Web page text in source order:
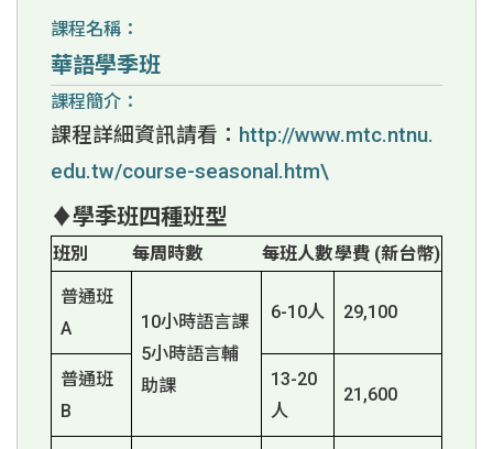
課程名稱：
華語學季班
課程簡介：
課程詳細資訊請看： http://www.mtc.ntnu.
edu.tw/course-seasonal.htm\
♦學季班四種班型
班別 每周時數 每班人數學費 (新台幣)
普通班
A
10小時語言課
5小時語言輔
助課
6-10人 29,100
普通班
B
13-20
人
21,600